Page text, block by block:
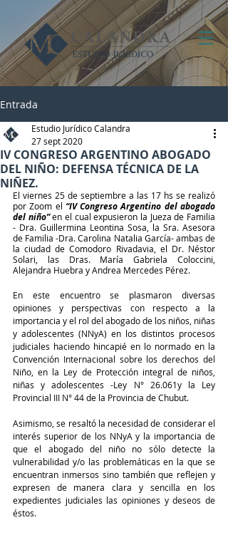
Entrada
IV CONGRESO ARGENTINO ABOGADO
DEL NIÑO: DEFENSA TÉCNICA DE LA
NIÑEZ.
Estudio Jurídico Calandra
27 sept 2020
El viernes 25 de septiembre a las 17 hs se realizó
por Zoom el “IV Congreso Argentino del abogado
del niño” en el cual expusieron la Jueza de Familia
- Dra. Guillermina Leontina Sosa, la Sra. Asesora
de Familia -Dra. Carolina Natalia García- ambas de
la ciudad de Comodoro Rivadavia, el Dr. Néstor
Solari, las Dras. María Gabriela Coloccini,
Alejandra Huebra y Andrea Mercedes Pérez.
En este encuentro se plasmaron diversas
opiniones y perspectivas con respecto a la
importancia y el rol del abogado de los niños, niñas
y adolescentes (NNyA) en los distintos procesos
judiciales haciendo hincapié en lo normado en la
Convención Internacional sobre los derechos del
Niño, en la Ley de Protección integral de niños,
niñas y adolescentes -Ley N° 26.061y la Ley
Provincial III N° 44 de la Provincia de Chubut.
Asimismo, se resaltó la necesidad de considerar el
interés superior de los NNyA y la importancia de
que el abogado del niño no sólo detecte la
vulnerabilidad y/o las problemáticas en la que se
encuentran inmersos sino también que reflejen y
expresen de manera clara y sencilla en los
expedientes judiciales las opiniones y deseos de
éstos.